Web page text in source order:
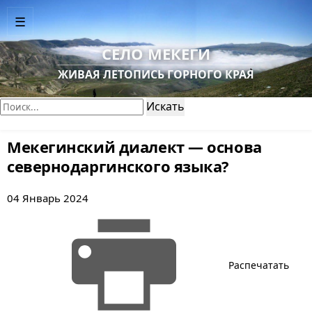
СЕЛО МЕКЕГИ
ЖИВАЯ ЛЕТОПИСЬ ГОРНОГО КРАЯ
Поиск: Искать
☰
Мекегинский диалект — основа
севернодаргинского языка?
04 Январь 2024
Распечатать